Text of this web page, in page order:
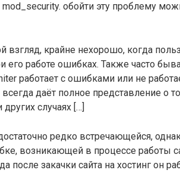
mod_security. обойти эту проблему
взгляд, крайне нехорошо, когда
работе ошибках. Также часто
работает с ошибками или не
даёт полное представление о
случаях […]
редко встречающейся,
возникающей в процессе работы
после закачки сайта на хостинг он